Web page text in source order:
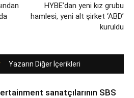
HYBE’dan yeni kız grubu
hamlesi, yeni alt şirket ‘ABD’
kuruldu
Yazarın Diğer İçerikleri
sanatçılarının SBS